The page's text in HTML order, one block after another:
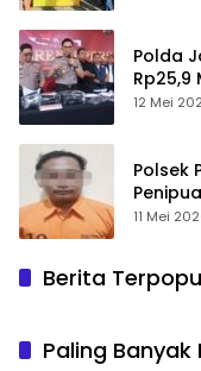
Polda
Rp25,9
12 Mei
Polsek
11 Mei
Berita
Paling Banyak